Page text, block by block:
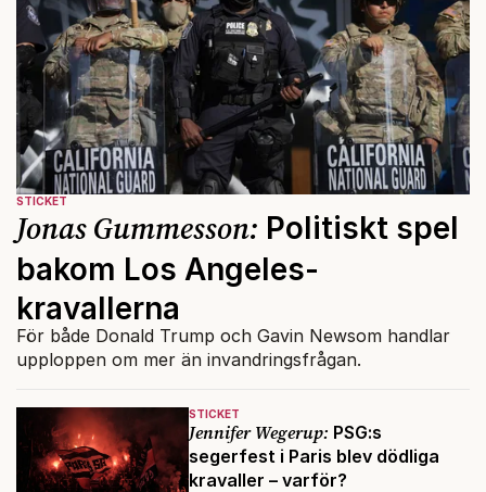
STICKET
Jennifer Wegerup: PSG:s
segerfest i Paris blev dödliga
kravaller – varför?
STICKET
Jonas Gummesson: Politiskt spel
bakom Los Angeles-
kravallerna
För både Donald Trump och Gavin Newsom handlar
upploppen om mer än invandringsfrågan.